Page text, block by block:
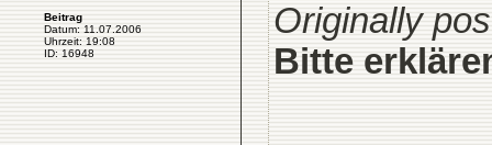
Beitrag
Datum: 11.07.2006
Uhrzeit: 19:08
ID: 16948
Originally
Bitte